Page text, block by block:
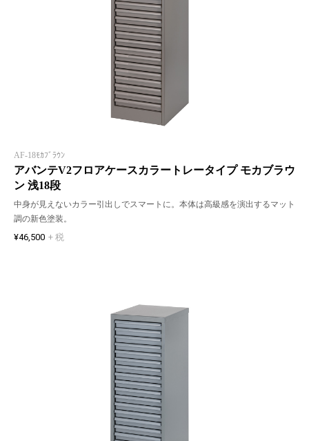
AF-18ﾓｶﾌﾞﾗｳﾝ
アバンテV2フロアケースカラートレータイプ モカブラウ
ン 浅18段
中身が見えないカラー引出しでスマートに。本体は高級感を演出するマット
調の新色塗装。
¥46,500 + 税